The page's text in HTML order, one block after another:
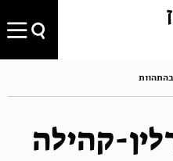
קהילה